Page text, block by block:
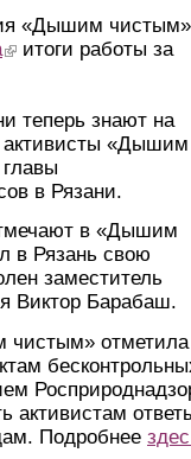
«Дышим
(link is external)
итоги работы за
теперь знают на
«Дышим
главы
в Рязани.
в «Дышим
в Рязань свою
заместитель
Виктор Барабаш.
чистым»
активистам
Подробнее